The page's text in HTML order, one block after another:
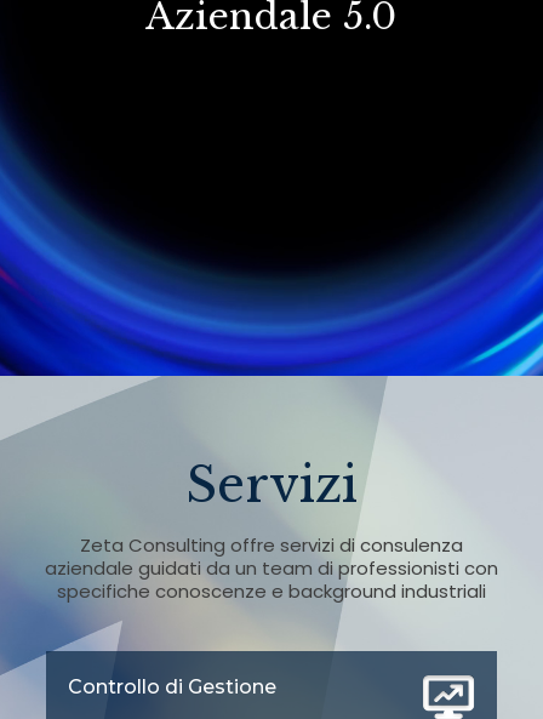
Aziendale 5.0
Servizi
Zeta Consulting offre servizi di consulenza
aziendale guidati da un team di professionisti con
specifiche conoscenze e background industriali
Controllo di Gestione